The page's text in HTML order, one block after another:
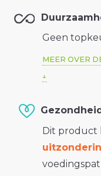
Geen
MEER OVER
Gezondheid
Dit product